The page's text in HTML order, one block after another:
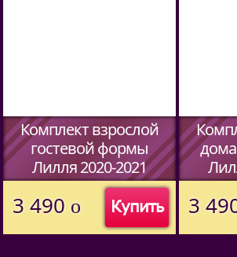
Комплект взрослой
гостевой формы
Лилля 2020-2021
Купить
3 490 o 3